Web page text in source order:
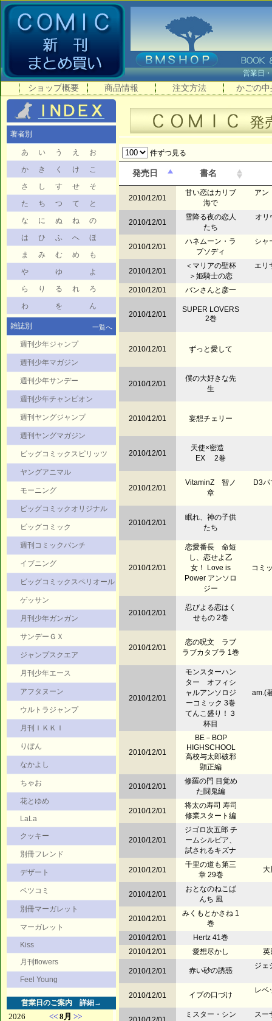
営業
ショップ概要 商品情報 注文方法 かごの中
著者別
あ い う え
お
か
き く け
こ
さ
し す せ
そ
た
ち つ て
と
な
に ぬ ね
の
は
ひ ふ へ
ほ
ま
み む め
も
や
ゆ
よ
ら
り る れ
ろ
わ
を ん
雑誌別 一覧へ
週刊少年ジャンプ
週刊少年マガジン
週刊少年サンデー
週刊少年チャンピオン
週刊ヤングジャンプ
週刊ヤングマガジン
ビッグコミックスピリッツ
ヤングアニマル
モーニング
ビッグコミックオリジナル
ビッグコミック
週刊コミックバンチ
イブニング
ビッグコミックスペリオール
ゲッサン
月刊少年ガンガン
サンデーＧＸ
ジャンプスクエア
月刊少年エース
アフタヌーン
ウルトラジャンプ
月刊ＩＫＫＩ
りぼん
なかよし
ちゃお
花とゆめ
LaLa
クッキー
別冊フレンド
デザート
ベツコミ
別冊マーガレット
マーガレット
Kiss
月刊flowers
Feel Young
営業日のご案内 詳細→
件ずつ見る
発売日 書名
2010/12/01
甘い恋はカリブ
海で
アン
2010/12/01
雪降る夜の恋人
たち
オリ
2010/12/01
ハネムーン・ラ
プソディ
シャ
2010/12/01
＜マリアの聖杯
＞姫騎士の恋
エリ
2010/12/01 バンさんと彦一
2010/12/01
SUPER LOVERS
2巻
2010/12/01 ずっと愛して
2010/12/01
僕の大好きな先
生
2010/12/01 妄想チェリー
2010/12/01
天使×密造
EX 2巻
2010/12/01
VitaminZ 智ノ
章
D3
2010/12/01
眠れ、神の子供
たち
2010/12/01
恋愛番長 命短
し、恋せよ乙
女！ Love is
Power アンソロ
ジー
コミ
2010/12/01
忍びよる恋はく
せもの 2巻
2010/12/01
恋の呪文 ラブ
ラブカタブラ 1巻
2010/12/01
モンスターハン
ター オフィシ
ャルアンソロジ
ーコミック 3巻
てんこ盛り！３
杯目
am.(
2010/12/01
BE－BOP
HIGHSCHOOL
高校与太郎破邪
顕正編
2010/12/01
修羅の門 目覚め
た闘鬼編
2010/12/01
将太の寿司 寿司
修業スタート編
2010/12/01
ジゴロ次五郎 チ
ームシルビア、
試されるキズナ
2010/12/01
千里の道も第三
章 29巻
大
2010/12/01
おとなのねこぱ
んち 風
2010/12/01
みくもとかさね 1
巻
2010/12/01
Hertz 41巻
2010/12/01
愛想尽かし 英
2010/12/01 赤い砂の誘惑
ジェ
2010/12/01 イブの口づけ
レベ
ミスター・シン
スー